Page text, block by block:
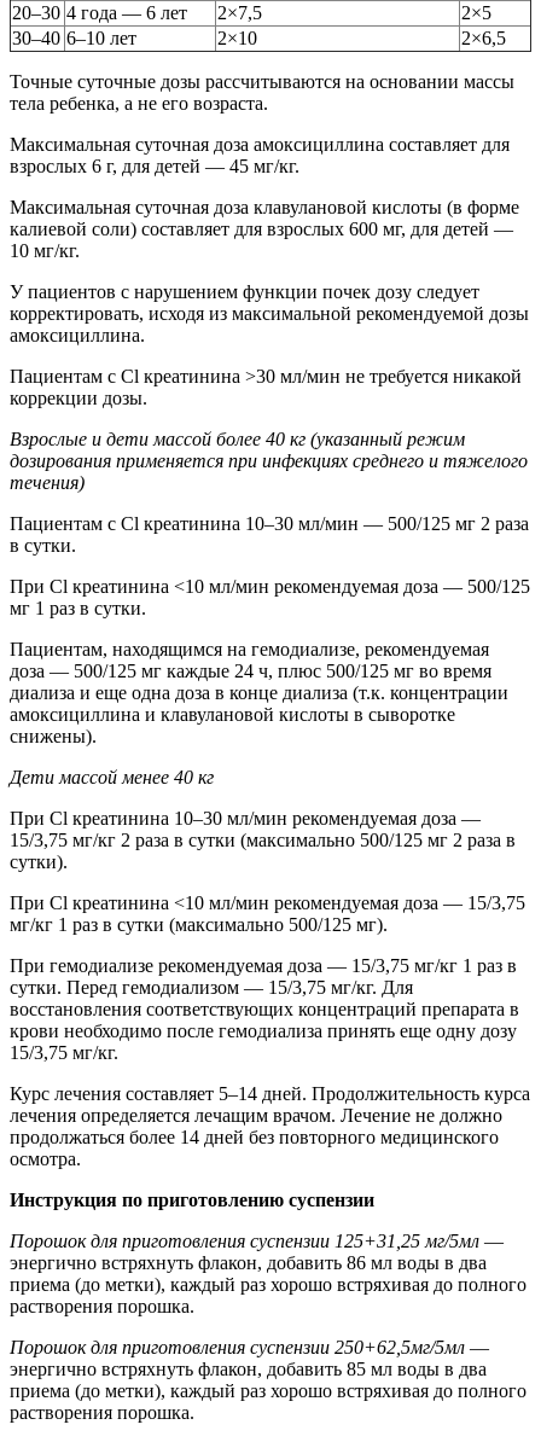
20–30 4 года — 6 лет 2×7,5
2×5
30–40 6–10 лет 2×10 2×6,5
Точные суточные дозы рассчитываются на основании массы
тела ребенка, а не его возраста.
Максимальная суточная доза амоксициллина составляет для
взрослых 6 г, для детей — 45 мг/кг.
Максимальная суточная доза клавулановой кислоты (в форме
калиевой соли) составляет для взрослых 600 мг, для детей —
10 мг/кг.
У пациентов с нарушением функции почек дозу следует
корректировать, исходя из максимальной рекомендуемой дозы
амоксициллина.
Пациентам с Cl креатинина >30 мл/мин не требуется никакой
коррекции дозы.
Взрослые и дети массой более 40 кг (указанный режим
дозирования применяется при инфекциях среднего и тяжелого
течения)
Пациентам с Cl креатинина 10–30 мл/мин — 500/125 мг 2 раза
в сутки.
При Cl креатинина <10 мл/мин рекомендуемая доза — 500/125
мг 1 раз в сутки.
Пациентам, находящимся на гемодиализе, рекомендуемая
доза — 500/125 мг каждые 24 ч, плюс 500/125 мг во время
диализа и еще одна доза в конце диализа (т.к. концентрации
амоксициллина и клавулановой кислоты в сыворотке
снижены).
Дети массой менее 40 кг
При Cl креатинина 10–30 мл/мин рекомендуемая доза —
15/3,75 мг/кг 2 раза в сутки (максимально 500/125 мг 2 раза в
сутки).
При Cl креатинина <10 мл/мин рекомендуемая доза — 15/3,75
мг/кг 1 раз в сутки (максимально 500/125 мг).
При гемодиализе рекомендуемая доза — 15/3,75 мг/кг 1 раз в
сутки. Перед гемодиализом — 15/3,75 мг/кг. Для
восстановления соответствующих концентраций препарата в
крови необходимо после гемодиализа принять еще одну дозу
15/3,75 мг/кг.
Курс лечения составляет 5–14 дней. Продолжительность курса
лечения определяется лечащим врачом. Лечение не должно
продолжаться более 14 дней без повторного медицинского
осмотра.
Инструкция по приготовлению суспензии
Порошок для приготовления суспензии 125+31,25 мг/5мл —
энергично встряхнуть флакон, добавить 86 мл воды в два
приема (до метки), каждый раз хорошо встряхивая до полного
растворения порошка.
Порошок для приготовления суспензии 250+62,5мг/5мл —
энергично встряхнуть флакон, добавить 85 мл воды в два
приема (до метки), каждый раз хорошо встряхивая до полного
растворения порошка.